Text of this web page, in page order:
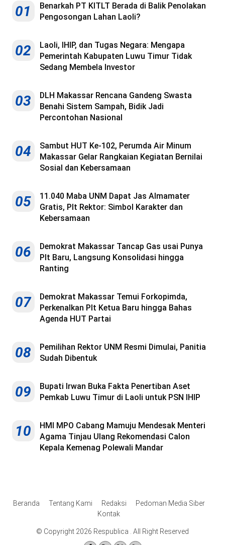
01
Benarkah PT KITLT Berada di Balik Penolakan
Pengosongan Lahan Laoli?
02
Laoli, IHIP, dan Tugas Negara: Mengapa
Pemerintah Kabupaten Luwu Timur Tidak
Sedang Membela Investor
03
DLH Makassar Rencana Gandeng Swasta
Benahi Sistem Sampah, Bidik Jadi
Percontohan Nasional
04
Sambut HUT Ke-102, Perumda Air Minum
Makassar Gelar Rangkaian Kegiatan Bernilai
Sosial dan Kebersamaan
05
11.040 Maba UNM Dapat Jas Almamater
Gratis, Plt Rektor: Simbol Karakter dan
Kebersamaan
06
Demokrat Makassar Tancap Gas usai Punya
Plt Baru, Langsung Konsolidasi hingga
Ranting
07
Demokrat Makassar Temui Forkopimda,
Perkenalkan Plt Ketua Baru hingga Bahas
Agenda HUT Partai
08
Pemilihan Rektor UNM Resmi Dimulai, Panitia
Sudah Dibentuk
09
Bupati Irwan Buka Fakta Penertiban Aset
Pemkab Luwu Timur di Laoli untuk PSN IHIP
10
HMI MPO Cabang Mamuju Mendesak Menteri
Agama Tinjau Ulang Rekomendasi Calon
Kepala Kemenag Polewali Mandar
Beranda Tentang Kami Redaksi
Pedoman Media Siber
Kontak
© Copyright 2026 Respublica . All Right Reserved